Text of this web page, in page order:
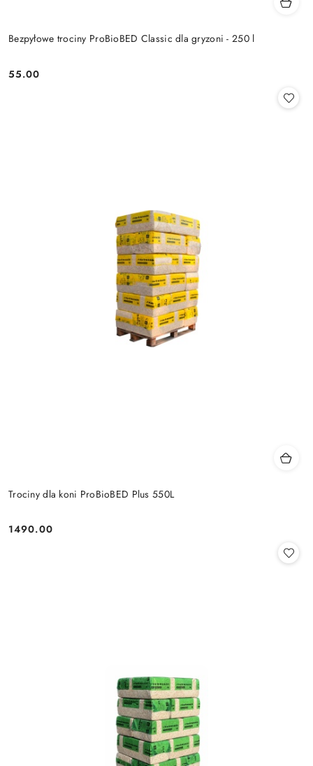
Bezpyłowe trociny ProBioBED Classic dla gryzoni - 250 l
Cena:
55.00
Trociny dla koni ProBioBED Plus 550L
Cena:
1490.00